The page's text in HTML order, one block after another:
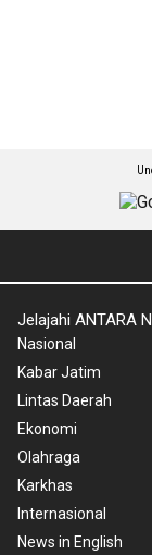
Jelajahi ANTARA
Nasional
Kabar Jatim
Lintas Daerah
Ekonomi
Olahraga
Karkhas
Internasional
News in English